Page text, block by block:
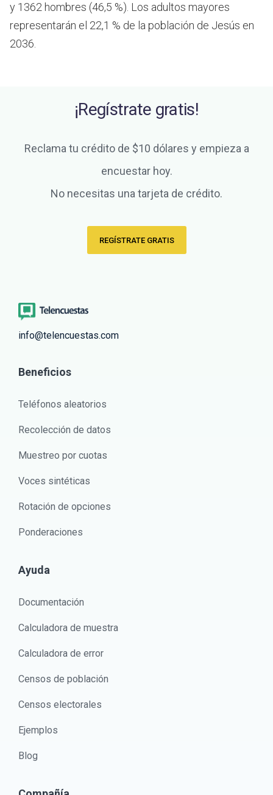
y 1362 hombres (46,5 %). Los adultos mayores
representarán el 22,1 % de la población de Jesús en
2036.
¡Regístrate gratis!
Reclama tu crédito de $10 dólares y empieza a
encuestar hoy.
No necesitas una tarjeta de crédito.
REGÍSTRATE GRATIS
info@telencuestas.com
Beneficios
Teléfonos aleatorios
Recolección de datos
Muestreo por cuotas
Voces sintéticas
Rotación de opciones
Ponderaciones
Ayuda
Documentación
Calculadora de muestra
Calculadora de error
Censos de población
Censos electorales
Ejemplos
Blog